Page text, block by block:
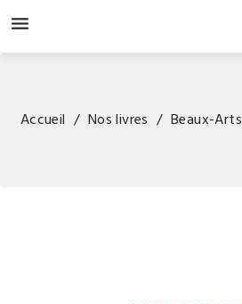

Accueil Nos livres Beaux-Arts